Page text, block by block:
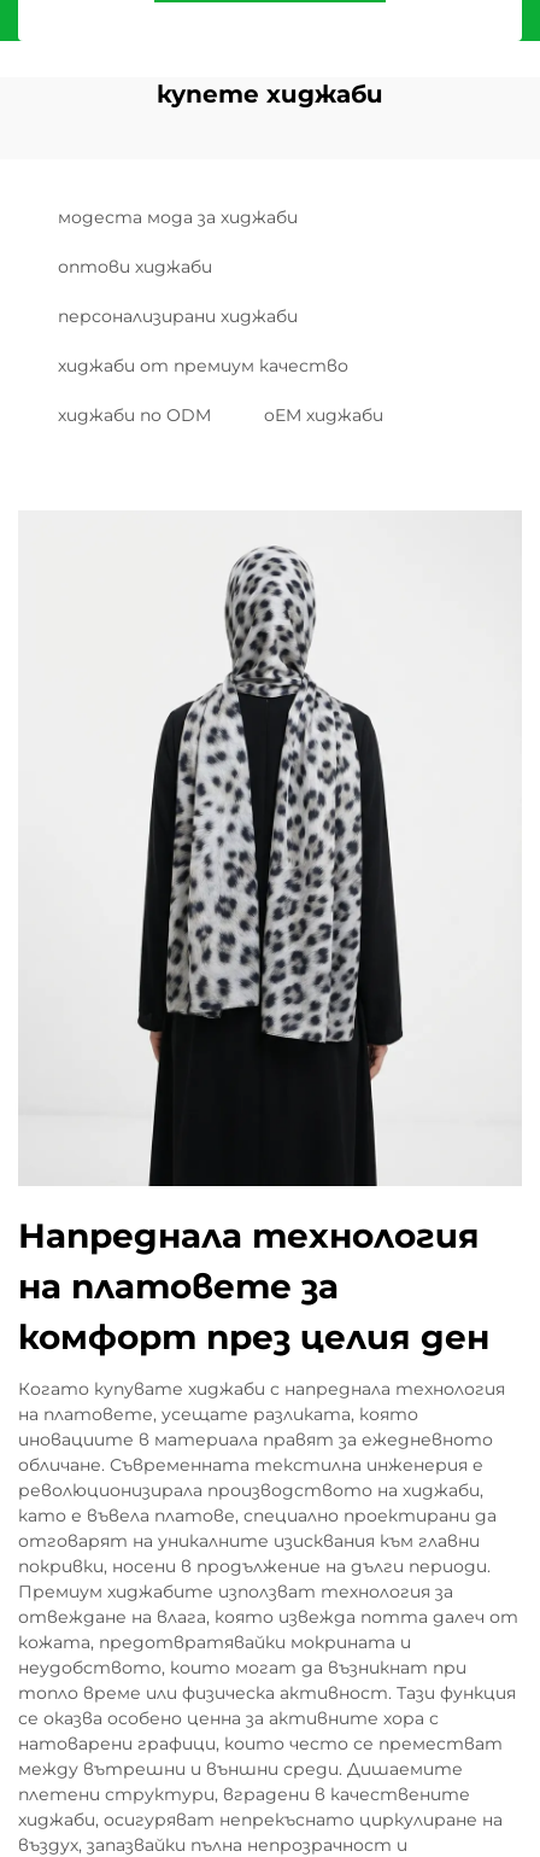
купете хиджаби
модеста мода за хиджаби
оптови хиджаби
персонализирани хиджаби
хиджаби от премиум качество
хиджаби по ODM oEM хиджаби
Напреднала технология
на платовете за
комфорт през целия ден
Когато купувате хиджаби с напреднала технология
на платовете, усещате разликата, която
иновациите в материала правят за ежедневното
обличане. Съвременната текстилна инженерия е
революционизирала производството на хиджаби,
като е въвела платове, специално проектирани да
отговарят на уникалните изисквания към главни
покривки, носени в продължение на дълги периоди.
Премиум хиджабите използват технология за
отвеждане на влага, която извежда потта далеч от
кожата, предотвратявайки мокрината и
неудобството, които могат да възникнат при
топло време или физическа активност. Тази функция
се оказва особено ценна за активните хора с
натоварени графици, които често се преместват
между вътрешни и външни среди. Дишаемите
плетени структури, вградени в качествените
хиджаби, осигуряват непрекъснато циркулиране на
въздух, запазвайки пълна непрозрачност и